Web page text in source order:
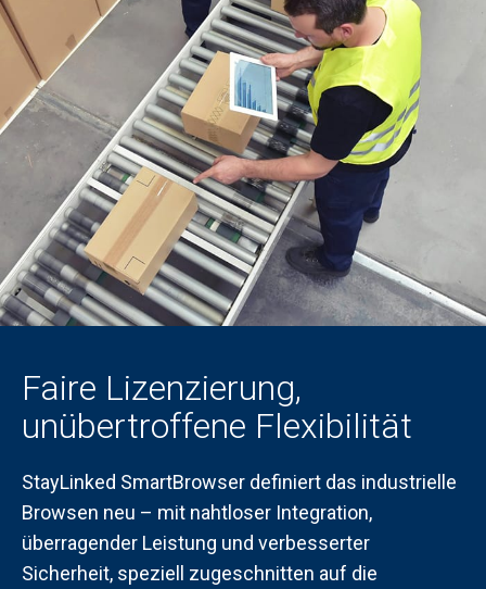
Faire Lizenzierung,
unübertroffene Flexibilität
StayLinked SmartBrowser definiert das industrielle
Browsen neu – mit nahtloser Integration,
überragender Leistung und verbesserter
Sicherheit, speziell zugeschnitten auf die